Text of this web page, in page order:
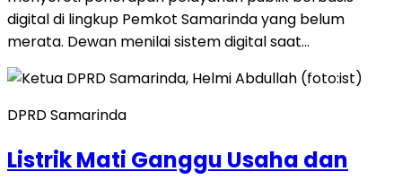
digital di lingkup Pemkot Samarinda yang belum
merata. Dewan menilai sistem digital saat…
DPRD Samarinda
Listrik Mati Ganggu Usaha dan